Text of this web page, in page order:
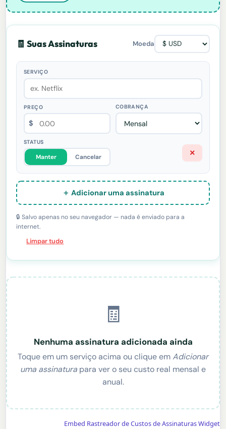
🧾 Suas Assinaturas Moeda
$
Manter Cancelar ×
＋ Adicionar uma assinatura
🔒 Salvo apenas no seu navegador — nada é enviado para a
internet.
Limpar tudo
🧾
Nenhuma assinatura adicionada ainda
Toque em um serviço acima ou clique emAdicionar
uma assinatura para ver o seu custo real mensal e
anual.
Embed Rastreador de Custos de Assinaturas Widget